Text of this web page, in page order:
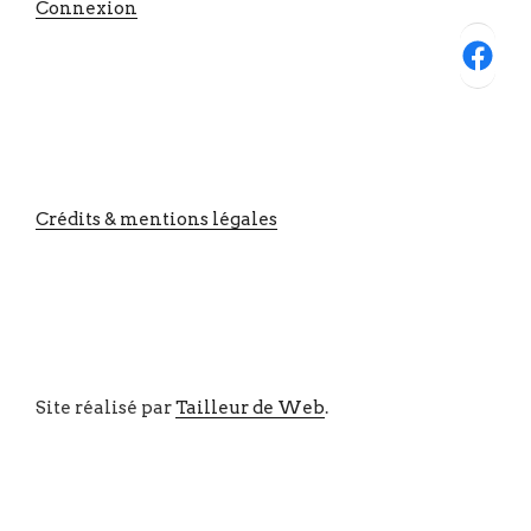
Connexion
Facebook
Crédits & mentions légales
Site réalisé parTailleur de Web.